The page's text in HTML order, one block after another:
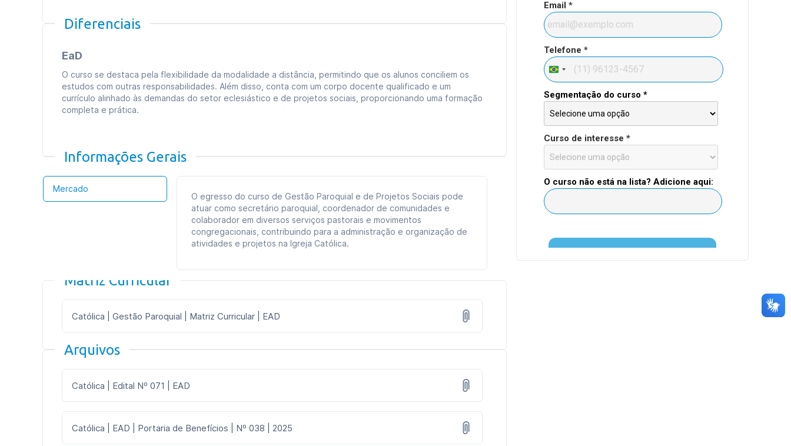
Diferenciais
EaD
O curso se destaca pela flexibilidade da modalidade a distância, permitindo que os alunos conciliem os
estudos com outras responsabilidades. Além disso, conta com um corpo docente qualificado e um
currículo alinhado às demandas do setor eclesiástico e de projetos sociais, proporcionando uma formação
completa e prática.
Informações Gerais
Mercado
O egresso do curso de Gestão Paroquial e de Projetos Sociais pode
atuar como secretário paroquial, coordenador de comunidades e
colaborador em diversos serviços pastorais e movimentos
congregacionais, contribuindo para a administração e organização de
atividades e projetos na Igreja Católica.
Matriz Curricular
Católica | Gestão Paroquial | Matriz Curricular | EAD
Arquivos
Católica | Edital Nº 071 | EAD
Católica | EAD | Portaria de Benefícios | Nº 038 | 2025